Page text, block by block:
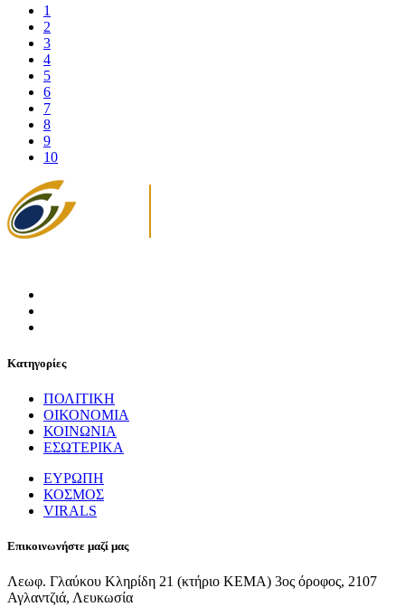
1
2
3
4
5
6
7
8
9
10
Κατηγορίες
ΠΟΛΙΤΙΚΗ
ΟΙΚΟΝΟΜΙΑ
ΚΟΙΝΩΝΙΑ
ΕΣΩΤΕΡΙΚΑ
ΕΥΡΩΠΗ
ΚΟΣΜΟΣ
VIRALS
Επικοινωνήστε μαζί μας
Λεωφ. Γλαύκου Κληρίδη 21 (κτήριο ΚΕΜΑ) 3ος όροφος, 2107
Αγλαντζιά, Λευκωσία